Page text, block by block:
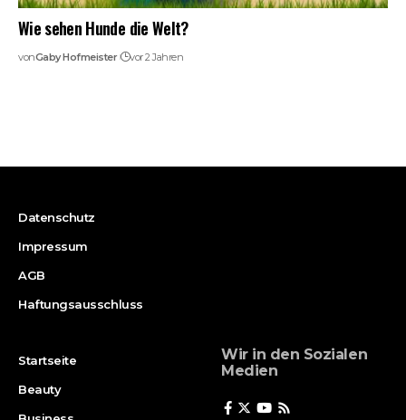
Wie sehen Hunde die Welt?
vonGaby Hofmeister vor 2 Jahren
Datenschutz
Impressum
AGB
Haftungsausschluss
Startseite
Beauty
Wir in den Sozialen
Medien